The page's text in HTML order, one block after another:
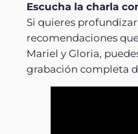
Escucha la charla
Si quieres
recomendaciones
Mariel y Gloria,
grabación completa